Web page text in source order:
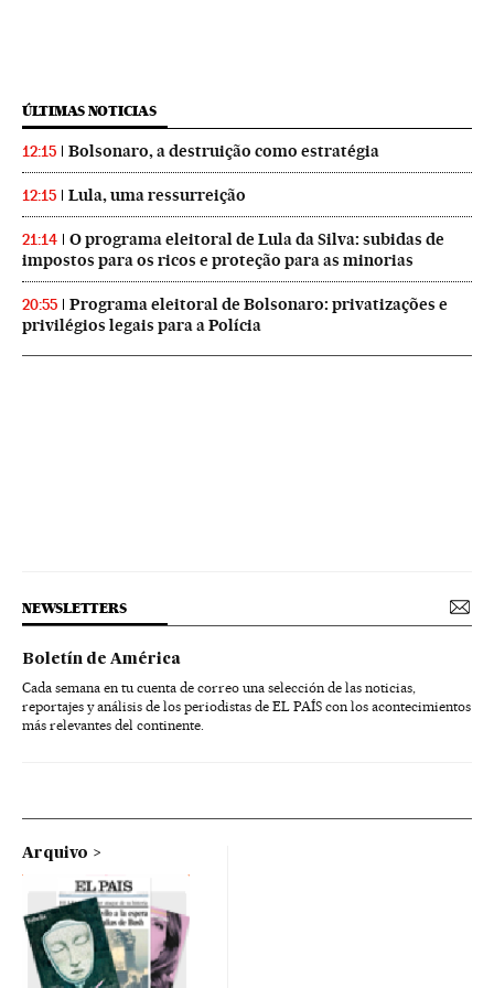
ÚLTIMAS NOTICIAS
12:15 Bolsonaro, a destruição como estratégia
12:15 Lula, uma ressurreição
21:14
O programa eleitoral de Lula da Silva: subidas de
impostos para os ricos e proteção para as minorias
20:55
Programa eleitoral de Bolsonaro: privatizações e
privilégios legais para a Polícia
NEWSLETTERS
Boletín de América
Cada semana en tu cuenta de correo una selección de las noticias,
reportajes y análisis de los periodistas de EL PAÍS con los acontecimientos
más relevantes del continente.
Arquivo